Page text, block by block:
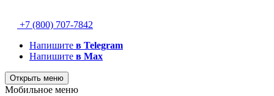
+7 (800) 707-7842
Напишите в Telegram
Напишите в Max
Открыть меню
Мобильное меню